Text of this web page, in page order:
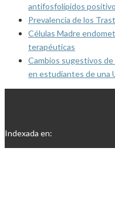
antifosfolípidos
Prevalencia de los
Células Madre
terapéuticas
Cambios sugestivos
en estudiantes de una
Indexada en: